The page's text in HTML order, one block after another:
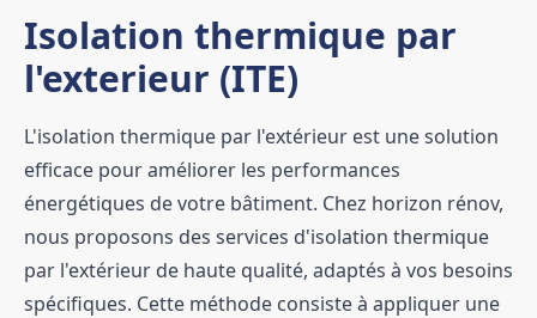
Isolation thermique par
l'exterieur (ITE)
L'isolation thermique par l'extérieur est une solution
efficace pour améliorer les performances
énergétiques de votre bâtiment. Chez horizon rénov,
nous proposons des services d'isolation thermique
par l'extérieur de haute qualité, adaptés à vos besoins
spécifiques. Cette méthode consiste à appliquer une